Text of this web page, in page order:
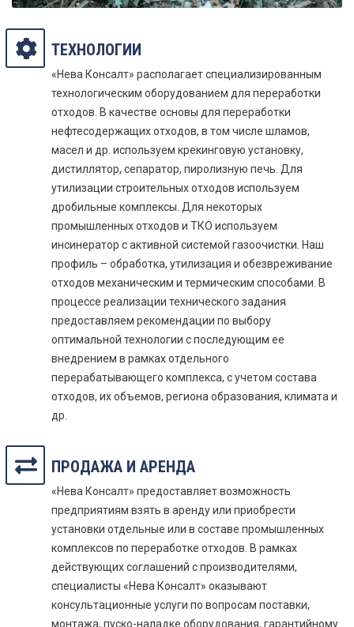
ТЕХНОЛОГИИ
«Нева Консалт» располагает специализированным
технологическим оборудованием для переработки
отходов. В качестве основы для переработки
нефтесодержащих отходов, в том числе шламов,
масел и др. используем крекинговую установку,
дистиллятор, сепаратор, пиролизную печь. Для
утилизации строительных отходов используем
дробильные комплексы. Для некоторых
промышленных отходов и ТКО используем
инсинератор с активной системой газоочистки. Наш
профиль – обработка, утилизация и обезвреживание
отходов механическим и термическим способами. В
процессе реализации технического задания
предоставляем рекомендации по выбору
оптимальной технологии с последующим ее
внедрением в рамках отдельного
перерабатывающего комплекса, с учетом состава
отходов, их объемов, региона образования, климата и
др.
ПРОДАЖА И АРЕНДА
«Нева Консалт» предоставляет возможность
предприятиям взять в аренду или приобрести
установки отдельные или в составе промышленных
комплексов по переработке отходов. В рамках
действующих соглашений с производителями,
специалисты «Нева Консалт» оказывают
консультационные услуги по вопросам поставки,
монтажа, пуско-наладке оборудования, гарантийному